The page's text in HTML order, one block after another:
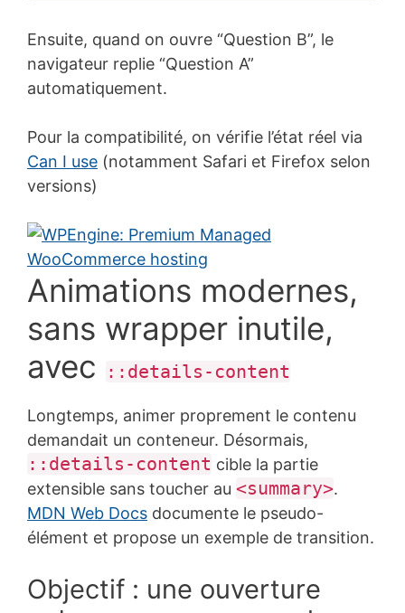
code :
HTML,
XML
(xml)
Ensuite, quand on ouvre “Question B”, le
navigateur replie “Question A”
automatiquement.
Pour la compatibilité, on vérifie l’état réel via
Can I use (notamment Safari et Firefox selon
versions)
Animations modernes,
sans wrapper inutile,
avec
::details-content
Longtemps, animer proprement le contenu
demandait un conteneur. Désormais,
::details-content cible la partie
extensible sans toucher au <summary>.
MDN Web Docs documente le pseudo-
élément et propose un exemple de transition.
Objectif : une ouverture